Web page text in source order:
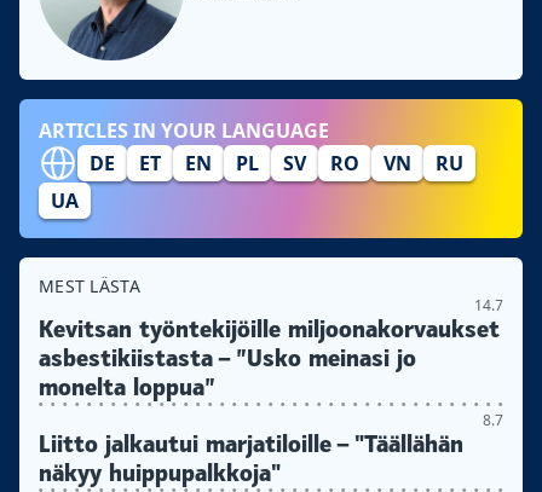
ARTICLES IN YOUR LANGUAGE
DE
ET EN PL SV RO VN
RU
UA
MEST LÄSTA
14.7
Kevitsan työntekijöille miljoonakorvaukset
asbestikiistasta – ”Usko meinasi jo
monelta loppua”
8.7
Liitto jalkautui marjatiloille – "Täällähän
näkyy huippupalkkoja"